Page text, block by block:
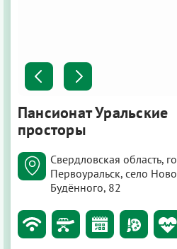
Пансионат Уральские
просторы
Свердловская область,
Первоуральск, село
Будённого, 82